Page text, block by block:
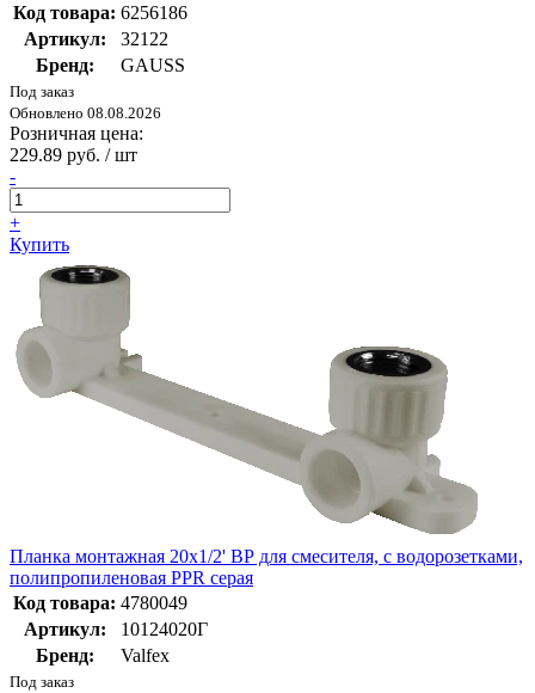
Код товара: 6256186
Артикул:
32122
Бренд:
GAUSS
Под заказ
Обновлено 08.08.2026
Розничная цена:
229.89 руб. / шт
-
+
Купить
Планка монтажная 20x1/2' ВР для смесителя, с водорозетками,
полипропиленовая PPR серая
Код товара: 4780049
Артикул:
10124020Г
Бренд:
Valfex
Под заказ